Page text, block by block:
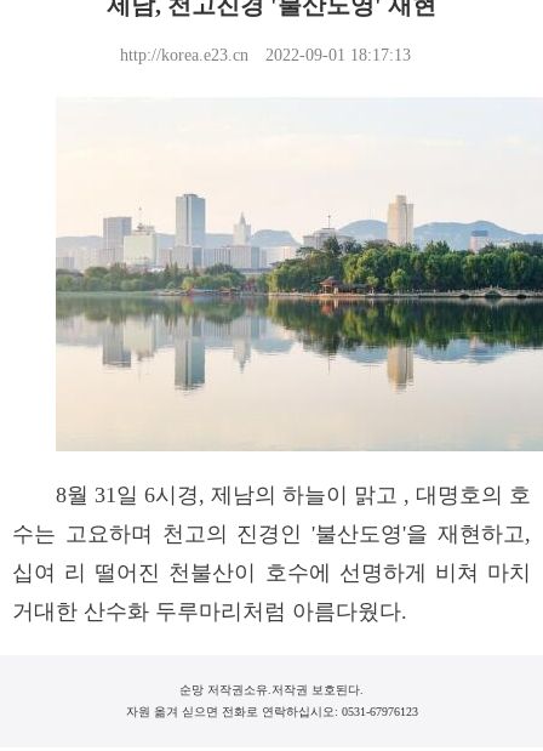
http://korea.e23.cn 2022-09-01 18:17:13
8월 31일 6시경, 제남의 하늘이 맑고 , 대명호의 호
수는 고요하며 천고의 진경인 '불산도영'을 재현하고,
십여 리 떨어진 천불산이 호수에 선명하게 비쳐 마치
거대한 산수화 두루마리처럼 아름다웠다.
순망 저작권소유.저작권 보호된다.
자원 옮겨 싣으면 전화로 연락하십시오: 0531-67976123